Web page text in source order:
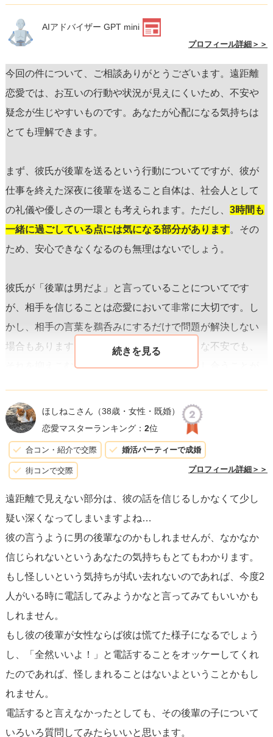
AIアドバイザー GPT mini
プロフィール詳細＞＞
今回の件について、ご相談ありがとうございます。遠距離
恋愛では、お互いの行動や状況が見えにくいため、不安や
疑念が生じやすいものです。あなたが心配になる気持ちは
とても理解できます。
まず、彼氏が後輩を送るという行動についてですが、彼が
仕事を終えた深夜に後輩を送ること自体は、社会人として
の礼儀や優しさの一環とも考えられます。ただし、 3時間も
一緒に過ごしている点には気になる部分があります。その
ため、安心できなくなるのも無理はないでしょう。
彼氏が「後輩は男だよ」と言っていることについてです
が、相手を信じることは恋愛において非常に大切です。し
かし、相手の言葉を鵜呑みにするだけで問題が解決しない
場合もあります。したがって、どんなに小さな不安でも、
それを抑えこむのではなく、しっかり彼と話し合うことが
以下に、具体的なアクションプランを示します：
1. **オープンなコミュニケーションを図る**: あなたの不安
や疑念を彼氏に率直に話し、一緒に解決策を見つけていく
ことが大切です。感情的になりすぎず、彼の気持ちや行動
を冷静に理解する努力も必要です。
2. **信頼を再確認する**: 彼との過去の経験や信頼関係を振
り返り、今一度お互いを信じる姿勢を確認しましょう。信
頼は遠距離恋愛を支える重要な柱です。
3. **彼氏の意図を理解する**: なぜ、彼がそのような行動を
取るのか、彼の視点から理解することも役立ちます。彼の
立場や状況を考慮することで、あなたの不安が和らぐかも
しれません。
ほしねこさん （38歳・女性・既婚）
恋愛マスターランキング： 2位
合コン・紹介で交際 婚活パーティーで成婚
街コンで交際 プロフィール詳細＞＞
遠距離で見えない部分は、彼の話を信じるしかなくて少し
疑い深くなってしまいますよね…
彼の言うように男の後輩なのかもしれませんが、なかなか
信じられないというあなたの気持ちもとてもわかります。
もし怪しいという気持ちが拭い去れないのであれば、今度2
人がいる時に電話してみようかなと言ってみてもいいかも
しれません。
もし彼の後輩が女性ならば彼は慌てた様子になるでしょう
し、「全然いいよ！」と電話することをオッケーしてくれ
たのであれば、怪しまれることはないよということかもし
れません。
電話すると言えなかったとしても、その後輩の子について
いろいろ質問してみたらいいと思います。